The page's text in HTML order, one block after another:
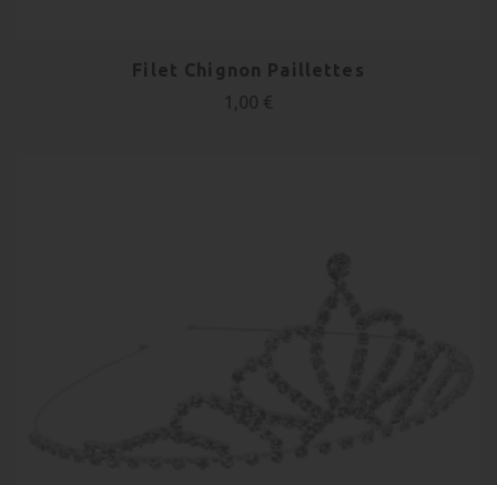
Filet Chignon Paillettes
1,00 €